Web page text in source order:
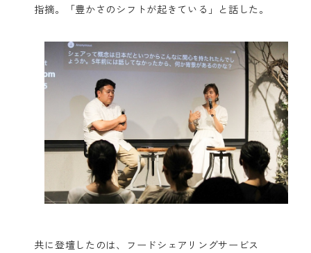
指摘。「豊かさのシフトが起きている」と話した。
共に登壇したのは、フードシェアリングサービス